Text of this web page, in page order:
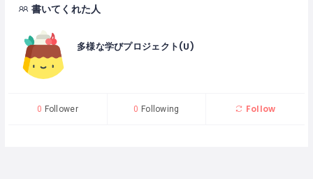
書いてくれた人
多様な学びプロジェクト(U)
0 Follower 0 Following Follow